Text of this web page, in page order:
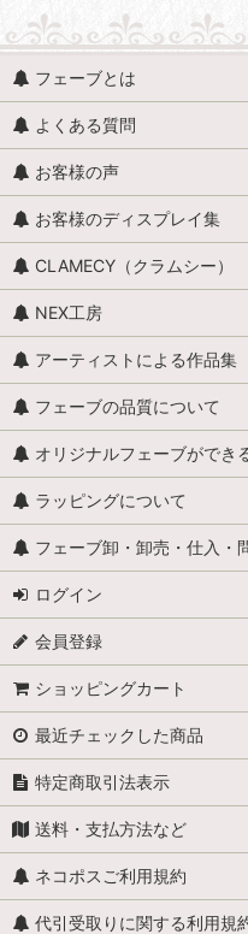
フェーブとは
よくある質問
お客様の声
お客様のディスプレイ集
CLAMECY（クラムシー）
NEX工房
アーティストによる作品集
フェーブの品質について
オリジナルフェーブができ
ラッピングについて
フェーブ卸・卸売・仕入・
ログイン
会員登録
ショッピングカート
最近チェックした商品
特定商取引法表示
送料・支払方法など
ネコポスご利用規約
代引受取りに関する利用規